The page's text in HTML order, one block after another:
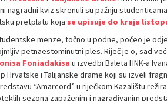
nagradni kviz skrenuli su pažnju
pretplatu koja se upisuje do kraja
menze, točno u podne, počeo je
petnaestominutni ples. Riječ je o, sad
Foniadakisa u izvedbi Baleta HNK-a
i Talijanske drame koji su izveli
“Amarcord” u riječkom Kazalištu
sezona zapaženim i nagrađivanim